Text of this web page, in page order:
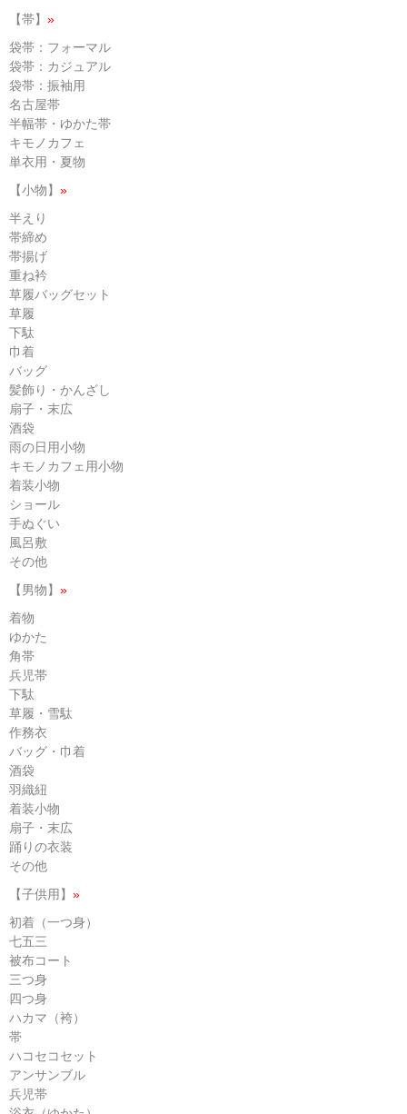
【帯】 »
袋帯：フォーマル
袋帯：カジュアル
袋帯：振袖用
名古屋帯
半幅帯・ゆかた帯
キモノカフェ
単衣用・夏物
【小物】 »
半えり
帯締め
帯揚げ
重ね衿
草履バッグセット
草履
下駄
巾着
バッグ
髪飾り・かんざし
扇子・末広
酒袋
雨の日用小物
キモノカフェ用小物
着装小物
ショール
手ぬぐい
風呂敷
その他
【男物】 »
着物
ゆかた
角帯
兵児帯
下駄
草履・雪駄
作務衣
バッグ・巾着
酒袋
羽織紐
着装小物
扇子・末広
踊りの衣装
その他
【子供用】 »
初着（一つ身）
七五三
被布コート
三つ身
四つ身
ハカマ（袴）
帯
ハコセコセット
アンサンブル
兵児帯